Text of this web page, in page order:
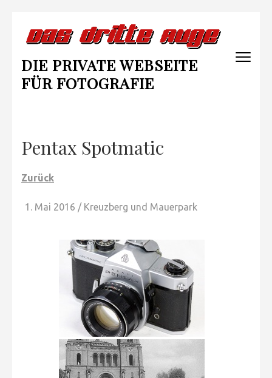
Inhalt
springen
(Enter
drücken)
DIE PRIVATE WEBSEITE
FÜR FOTOGRAFIE
Pentax Spotmatic
Zurück
Mai 2016 / Kreuzberg und Mauerpark